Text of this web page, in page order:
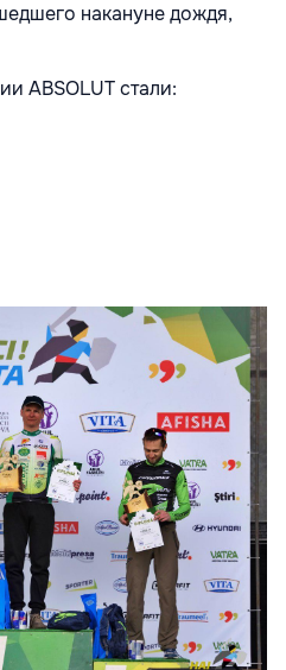
накануне дождя,
ABSOLUT стали: